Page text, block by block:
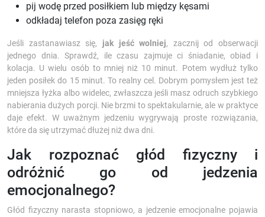
pij wodę przed posiłkiem lub między kęsami
odkładaj telefon poza zasięg ręki
Jeśli zastanawiasz się, jak jeść wolniej, zacznij od obserwacji
jednego dnia. Sprawdź, ile czasu zajmuje ci śniadanie, obiad i
kolacja. U wielu osób to mniej niż 10 minut. Potem wydłuż tylko
jeden posiłek do 15 minut. To realny cel. Dobrym pomysłem jest też
mniejsza łyżka albo widelec, zwłaszcza jeśli masz odruch szybkiego
nabierania dużych porcji. Nie brzmi to spektakularnie, ale w praktyce
daje efekt. W uważnym jedzeniu wygrywają proste rozwiązania,
które da się utrzymać dłużej niż dwa dni.
Jak rozpoznać głód fizyczny i
odróżnić go od jedzenia
emocjonalnego?
Głód fizyczny narasta stopniowo, a jedzenie emocjonalne pojawia